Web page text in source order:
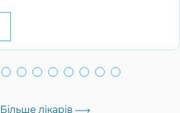
Більше лікарів